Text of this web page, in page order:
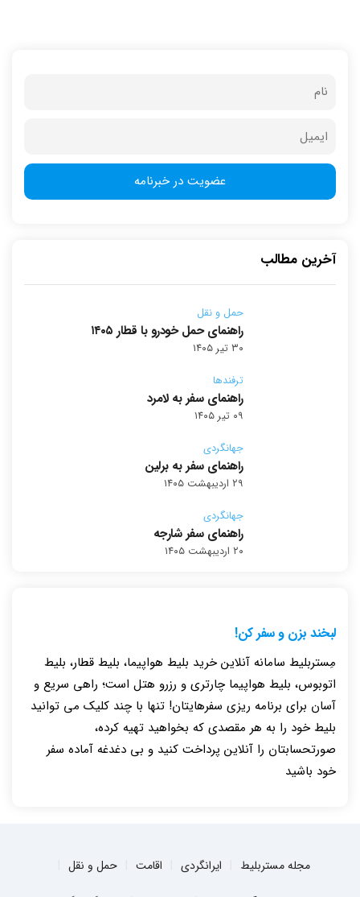
آخرین مطالب
حمل و نقل
راهنمای حمل خودرو با قطار ۱۴۰۵
۳۰ تیر ۱۴۰۵
ترفندها
راهنمای سفر به لامرد
۰۹ تیر ۱۴۰۵
جهانگردی
راهنمای سفر به برلین
۲۹ اردیبهشت ۱۴۰۵
جهانگردی
راهنمای سفر شارجه
۲۰ اردیبهشت ۱۴۰۵
لبخند بزن و سفر کن!
مِستربلیط سامانه آنلاین خرید بلیط هواپیما، بلیط قطار، بلیط
اتوبوس، بلیط هواپیما چارتری و رزرو هتل است؛ راهی سریع و
آسان برای برنامه ریزی سفرهایتان! تنها با چند کلیک می توانید
بلیط خود را به هر مقصدی که بخواهید تهیه کرده،
صورتحسابتان را آنلاین پرداخت کنید و بی دغدغه آماده سفر
خود باشید
مجله مستربلیط ایرانگردی اقامت حمل و نقل